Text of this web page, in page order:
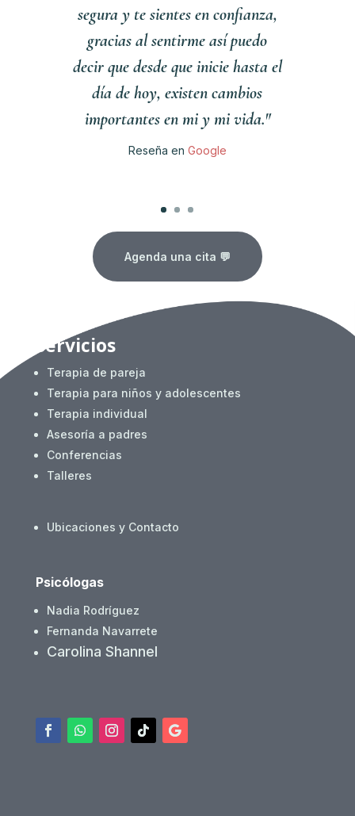
segura y te sientes en confianza,
gracias al sentirme así puedo
decir que desde que inicie hasta el
día de hoy, existen cambios
importantes en mi y mi vida."
Reseña en Google
Agenda una cita 💬
Servicios
Terapia de pareja
Terapia para niños y adolescentes
Terapia individual
Asesoría a padres
Conferencias
Talleres
Ubicaciones y Contacto
Psicólogas
Nadia Rodríguez
Fernanda Navarrete
Carolina Shannel